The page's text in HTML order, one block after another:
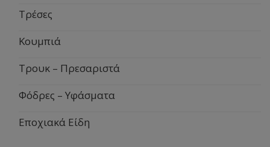
Τρέσες
Κουμπιά
Τρουκ – Πρεσαριστά
Φόδρες – Υφάσματα
Εποχιακά Είδη